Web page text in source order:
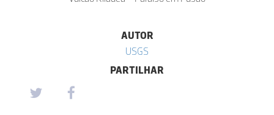
AUTOR
USGS
PARTILHAR